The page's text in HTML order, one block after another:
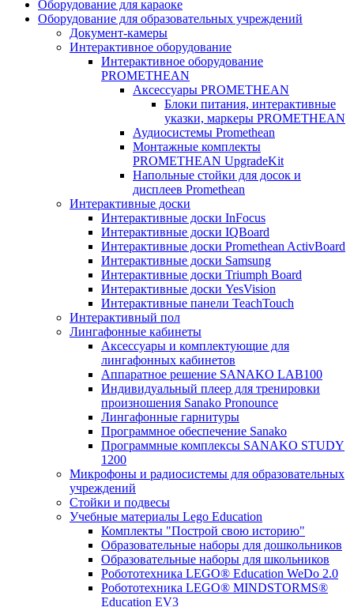
Оборудование для караоке
Оборудование для образовательных учреждений
Документ-камеры
Интерактивное оборудование
Интерактивное оборудование
PROMETHEAN
Аксессуары PROMETHEAN
Блоки питания, интерактивные
указки, маркеры PROMETHEAN
Аудиосистемы Promethean
Монтажные комплекты
PROMETHEAN UpgradeKit
Напольные стойки для досок и
дисплеев Promethean
Интерактивные доски
Интерактивные доски InFocus
Интерактивные доски IQBoard
Интерактивные доски Promethean ActivBoard
Интерактивные доски Samsung
Интерактивные доски Triumph Board
Интерактивные доски YesVision
Интерактивные панели TeachTouch
Интерактивный пол
Лингафонные кабинеты
Аксессуары и комплектующие для
лингафонных кабинетов
Аппаратное решение SANAKO LAB100
Индивидуальный плеер для тренировки
произношения Sanako Pronounce
Лингафонные гарнитуры
Программное обеспечение Sanako
Программные комплексы SANAKO STUDY
1200
Микрофоны и радиосистемы для образовательных
учреждений
Стойки и подвесы
Учебные материалы Lego Education
Комплекты "Построй свою историю"
Образовательные наборы для дошкольников
Образовательные наборы для школьников
Робототехника LEGO® Education WeDo 2.0
Робототехника LEGO® MINDSTORMS®
Education EV3